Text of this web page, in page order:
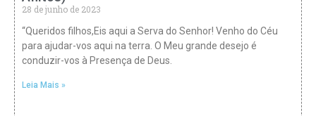
28 de junho de 2023
“Queridos filhos,Eis aqui a Serva do Senhor! Venho do Céu
para ajudar-vos aqui na terra. O Meu grande desejo é
conduzir-vos à Presença de Deus.
Leia Mais »